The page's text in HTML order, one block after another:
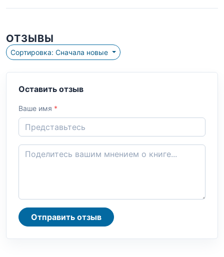
ОТЗЫВЫ
Сортировка: Сначала новые
Оставить отзыв
Ваше имя *
Отправить отзыв